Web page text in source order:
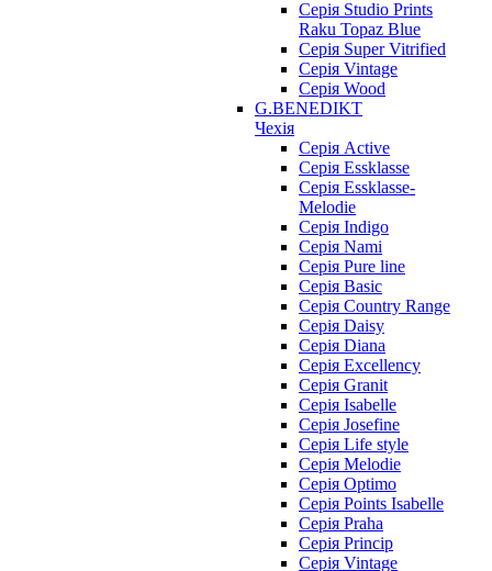
Серія Studio Prints
Raku Topaz Blue
Серія Super Vitrified
Серія Vintage
Серія Wood
G.BENEDIKT
Чехія
Cерія Active
Cерія Essklasse
Cерія Essklasse-
Melodie
Cерія Indigo
Cерія Nami
Cерія Pure line
Серія Basic
Серія Country Range
Серія Daisy
Серія Diana
Серія Excellency
Серія Granit
Серія Isabelle
Серія Josefine
Серія Life style
Серія Melodie
Серія Optimo
Серія Points Isabelle
Серія Praha
Серія Princip
Серія Vintage